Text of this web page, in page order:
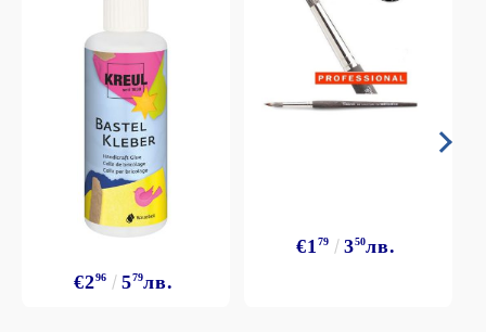
€296 579лв.
€1 79 350лв.